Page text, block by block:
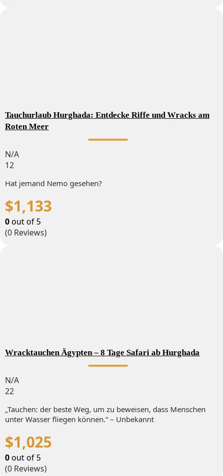
Tauchurlaub Hurghada: Entdecke Riffe und Wracks am
Roten Meer
N/A
12
Hat jemand Nemo gesehen?
$1,133
0out of 5
(0 Reviews)
Wracktauchen Ägypten – 8 Tage Safari ab Hurghada
N/A
22
„Tauchen: der beste Weg, um zu beweisen, dass Menschen
unter Wasser fliegen können.“ – Unbekannt
$1,025
0out of 5
(0 Reviews)